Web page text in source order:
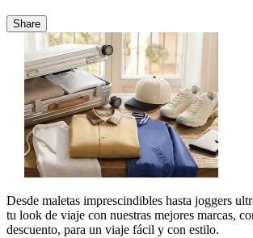
Share
Desde maletas imprescindibles hasta joggers
tu look de viaje con nuestras mejores marcas,
descuento, para un viaje fácil y con estilo.